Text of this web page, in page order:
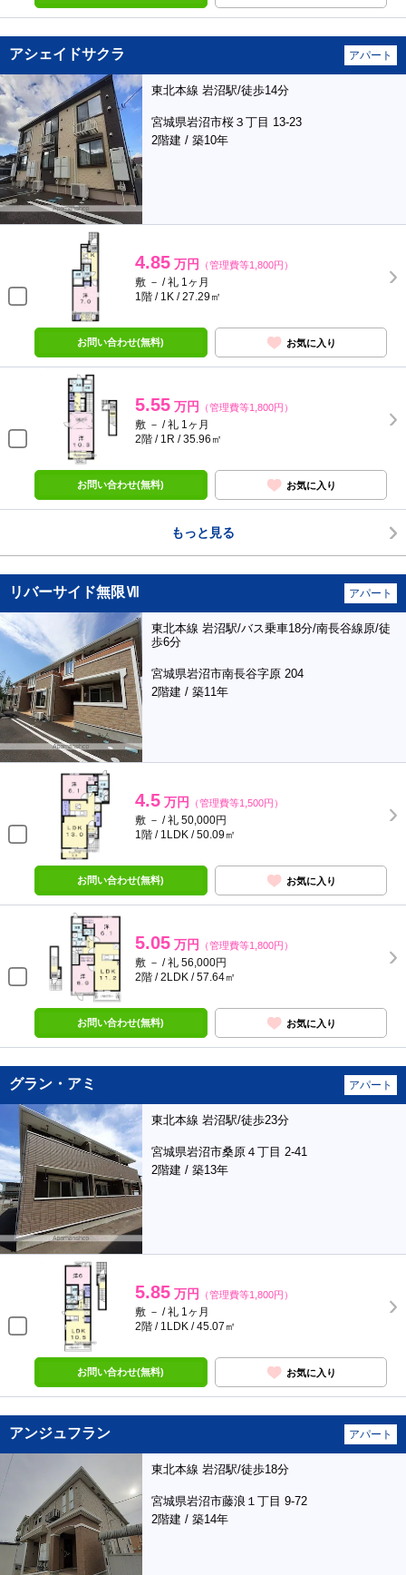
アシェイドサクラ アパート
東北本線 岩沼駅/徒歩14分
宮城県岩沼市桜３丁目 13-23
2階建 / 築10年
4.85 万円 （管理費等1,800円）
敷 － / 礼 1ヶ月
1階 / 1K / 27.29㎡
お問い合わせ(無料) お気に入り
5.55 万円 （管理費等1,800円）
敷 － / 礼 1ヶ月
2階 / 1R / 35.96㎡
お問い合わせ(無料) お気に入り
もっと見る
リバーサイド無限Ⅶ アパート
東北本線 岩沼駅/バス乗車18分/南長谷線原/徒
歩6分
宮城県岩沼市南長谷字原 204
2階建 / 築11年
4.5 万円 （管理費等1,500円）
敷 － / 礼 50,000円
1階 / 1LDK / 50.09㎡
お問い合わせ(無料) お気に入り
5.05 万円 （管理費等1,800円）
敷 － / 礼 56,000円
2階 / 2LDK / 57.64㎡
お問い合わせ(無料) お気に入り
グラン・アミ アパート
東北本線 岩沼駅/徒歩23分
宮城県岩沼市桑原４丁目 2-41
2階建 / 築13年
5.85 万円 （管理費等1,800円）
敷 － / 礼 1ヶ月
2階 / 1LDK / 45.07㎡
お問い合わせ(無料) お気に入り
アンジュフラン アパート
東北本線 岩沼駅/徒歩18分
宮城県岩沼市藤浪１丁目 9-72
2階建 / 築14年